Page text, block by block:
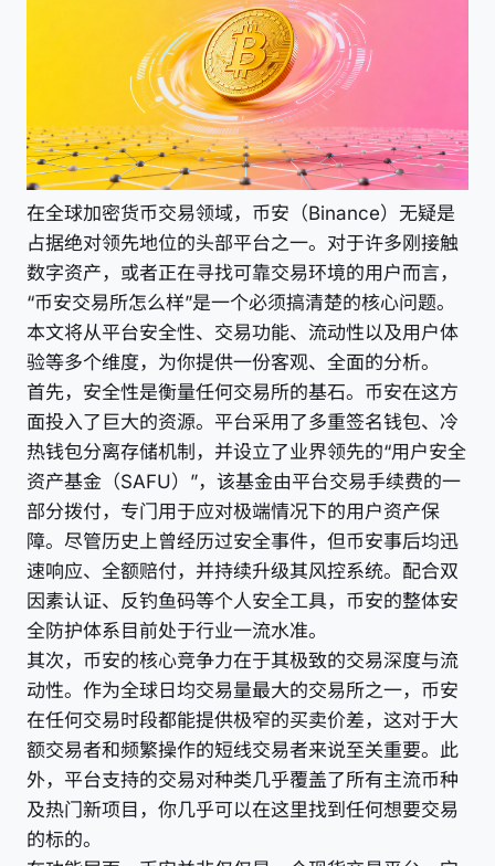
在全球加密货币交易领域，币安（Binance）无疑是
占据绝对领先地位的头部平台之一。对于许多刚接触
数字资产，或者正在寻找可靠交易环境的用户而言，
“币安交易所怎么样”是一个必须搞清楚的核心问题。
本文将从平台安全性、交易功能、流动性以及用户体
验等多个维度，为你提供一份客观、全面的分析。
首先，安全性是衡量任何交易所的基石。币安在这方
面投入了巨大的资源。平台采用了多重签名钱包、冷
热钱包分离存储机制，并设立了业界领先的“用户安全
资产基金（SAFU）”，该基金由平台交易手续费的一
部分拨付，专门用于应对极端情况下的用户资产保
障。尽管历史上曾经历过安全事件，但币安事后均迅
速响应、全额赔付，并持续升级其风控系统。配合双
因素认证、反钓鱼码等个人安全工具，币安的整体安
全防护体系目前处于行业一流水准。
其次，币安的核心竞争力在于其极致的交易深度与流
动性。作为全球日均交易量最大的交易所之一，币安
在任何交易时段都能提供极窄的买卖价差，这对于大
额交易者和频繁操作的短线交易者来说至关重要。此
外，平台支持的交易对种类几乎覆盖了所有主流币种
及热门新项目，你几乎可以在这里找到任何想要交易
的标的。